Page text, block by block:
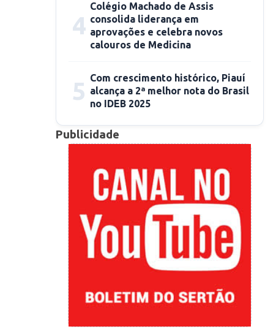
4
Colégio Machado de Assis
consolida liderança em
aprovações e celebra novos
calouros de Medicina
5 Com crescimento histórico, Piauí
alcança a 2ª melhor nota do Brasil
no IDEB 2025
Publicidade